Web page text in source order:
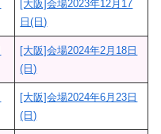
[大阪]会場2023年12月17
日(日)
[大阪]会場2024年2月18日
(日)
[大阪]会場2024年6月23日
(日)